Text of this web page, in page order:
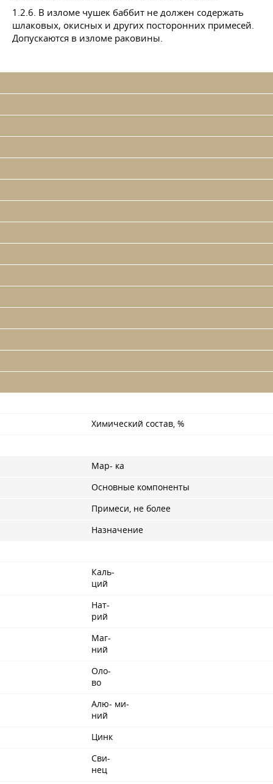
1.2.6. В изломе чушек баббит не должен содержать
шлаковых, окисных и других посторонних примесей.
Допускаются в изломе раковины.
Химический состав, %
Мар- ка
Основные компоненты
Примеси, не более
Назначение
Каль-
ций
Нат-
рий
Маг-
ний
Оло-
во
Алю- ми-
ний
Цинк
Сви-
нец